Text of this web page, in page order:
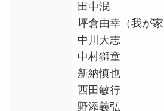
田中泯
坪倉由幸（我が家
中川大志
中村獅童
新納慎也
西田敏行
野添義弘